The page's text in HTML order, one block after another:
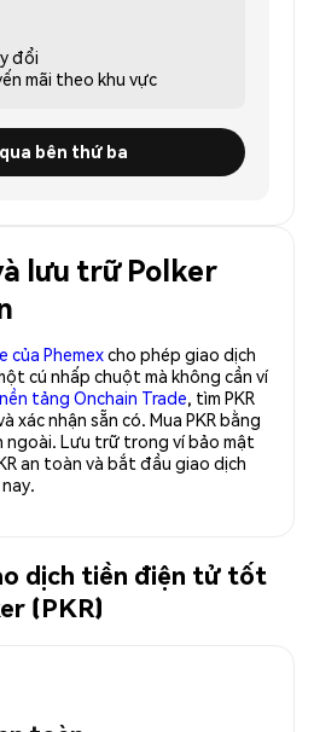
đổi
mãi theo khu vực
bên thứ ba
lưu trữ Polker
của Phemexcho phép giao dịch
cú nhấp chuột mà không cần ví
nền tảng Onchain Trade, tìm PKR
xác nhận sẵn có. Mua PKR bằng
ngoài. Lưu trữ trong ví bảo mật
an toàn và bắt đầu giao dịch
dịch tiền điện tử tốt
(PKR)